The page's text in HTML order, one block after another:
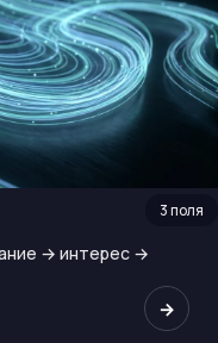
3поля
→ интерес →
→